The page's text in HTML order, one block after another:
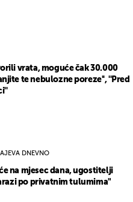
vrata, moguće čak 30.000
te nebulozne poreze'', ''Pred
DNEVNO
na mjesec dana, ugostitelji
po privatnim tulumima"